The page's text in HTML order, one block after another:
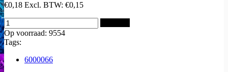
€0,18 Excl. BTW: €0,15
Op voorraad: 9554
Tags:
6000066